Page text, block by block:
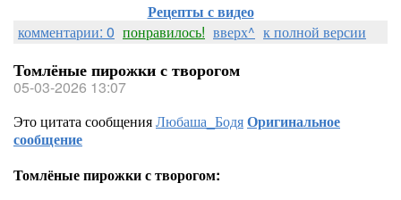
Рецепты с видео
комментарии: 0 понравилось! вверх^ к полной версии
Томлёные пирожки с творогом
05-03-2026 13:07
Это цитата сообщенияЛюбаша_БодяОригинальное
сообщение
Томлёные пирожки с творогом: